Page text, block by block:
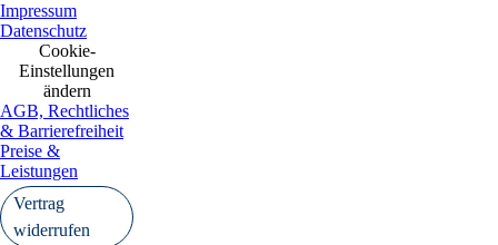
Impressum
Datenschutz
Cookie-
Einstellungen
ändern
AGB, Rechtliches
& Barrierefreiheit
Preise &
Leistungen
Vertrag
widerrufen